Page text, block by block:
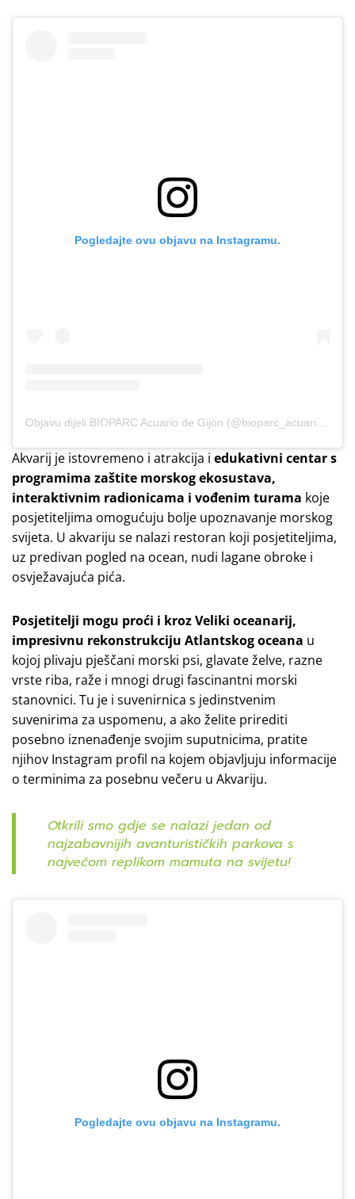
Pogledajte ovu objavu na Instagramu.
Objavu dijeli BIOPARC Acuario de Gijón (@bioparc_acuariodegijon)
Akvarij je istovremeno i atrakcija i edukativni centar s
programima zaštite morskog ekosustava,
interaktivnim radionicama i vođenim turama koje
posjetiteljima omogućuju bolje upoznavanje morskog
svijeta. U akvariju se nalazi restoran koji posjetiteljima,
uz predivan pogled na ocean, nudi lagane obroke i
osvježavajuća pića.
Posjetitelji mogu proći i kroz Veliki oceanarij,
impresivnu rekonstrukciju Atlantskog oceana u
kojoj plivaju pješčani morski psi, glavate želve, razne
vrste riba, raže i mnogi drugi fascinantni morski
stanovnici. Tu je i suvenirnica s jedinstvenim
suvenirima za uspomenu, a ako želite prirediti
posebno iznenađenje svojim suputnicima, pratite
njihov Instagram profil na kojem objavljuju informacije
o terminima za posebnu večeru u Akvariju.
Otkrili smo gdje se nalazi jedan od
najzabavnijih avanturističkih parkova s
najvećom replikom mamuta na svijetu!
Pogledajte ovu objavu na Instagramu.